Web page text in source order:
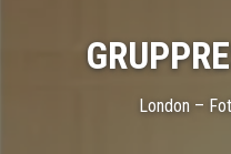
London –